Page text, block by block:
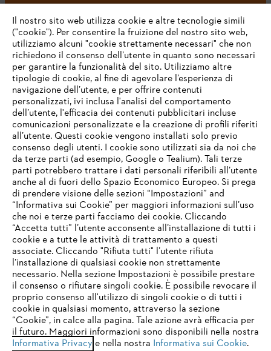
#STIHL
L’azienda
STIHL FAQ
Service
Termini e condizioni generali Privacy policy
Note legali Cookies Informazioni legali
IHR BROWSER WIRD NICHT
UNTERSTÜTZT
Sie nutzen einen Browser, den wir noch nicht unterstützen. Für
eine optimale Nutzung unserer Seite empfehlen wir Ihnen, zu
einem der folgenden Browser zu wechseln:
Il nostro sito web utilizza cookie e altre tecnologie simili
("cookie"). Per consentire la fruizione del nostro sito web,
utilizziamo alcuni "cookie strettamente necessari" che non
richiedono il consenso dell’utente in quanto sono necessari
per garantire la funzionalità del sito. Utilizziamo altre
tipologie di cookie, al fine di agevolare l’esperienza di
navigazione dell’utente, e per offrire contenuti
personalizzati, ivi inclusa l'analisi del comportamento
dell’utente, l'efficacia dei contenuti pubblicitari incluse
comunicazioni personalizzate e la creazione di profili riferiti
all’utente. Questi cookie vengono installati solo previo
consenso degli utenti. I cookie sono utilizzati sia da noi che
da terze parti (ad esempio, Google o Tealium). Tali terze
parti potrebbero trattare i dati personali riferibili all’utente
anche al di fuori dello Spazio Economico Europeo. Si prega
di prendere visione delle sezioni “Impostazioni” and
“Informativa sui Cookie” per maggiori informazioni sull’uso
che noi e terze parti facciamo dei cookie. Cliccando
“Accetta tutti” l’utente acconsente all’installazione di tutti i
cookie e a tutte le attività di trattamento a questi
associate. Cliccando "Rifiuta tutti" l’utente rifiuta
l’installazione di qualsiasi cookie non strettamente
necessario. Nella sezione Impostazioni è possibile prestare
il consenso o rifiutare singoli cookie. È possibile revocare il
proprio consenso all'utilizzo di singoli cookie o di tutti i
cookie in qualsiasi momento, attraverso la sezione
“Cookie”, in calce alla pagina. Tale azione avrà efficacia per
il futuro. Maggiori informazioni sono disponibili nella nostra
Informativa Privacy e nella nostra Informativa sui Cookie.